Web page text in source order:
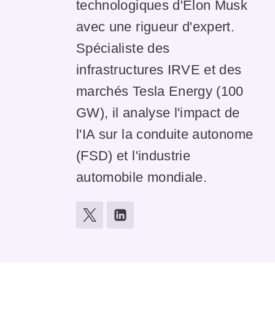
technologiques d'Elon Musk
avec une rigueur d'expert.
Spécialiste des
infrastructures IRVE et des
marchés Tesla Energy (100
GW), il analyse l'impact de
l'IA sur la conduite autonome
(FSD) et l'industrie
automobile mondiale.